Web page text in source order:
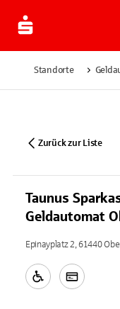
Standorte
Zurück zur Liste
Taunus
Geldautomat
Epinayplatz 2, 61440